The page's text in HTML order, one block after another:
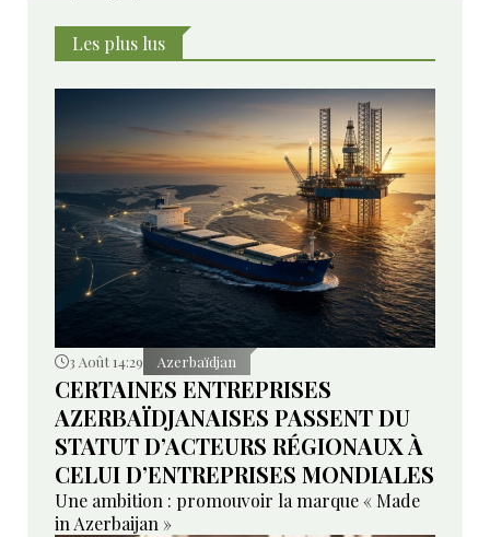
Les plus lus
3 Août 14:29 Azerbaïdjan
CERTAINES ENTREPRISES
AZERBAÏDJANAISES PASSENT DU
STATUT D’ACTEURS RÉGIONAUX À
CELUI D’ENTREPRISES MONDIALES
Une ambition : promouvoir la marque « Made
in Azerbaijan »